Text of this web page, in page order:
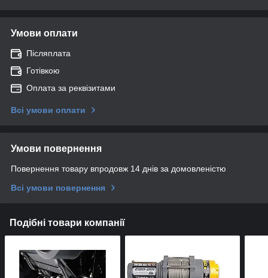
Умови оплати
Післяплата
Готівкою
Оплата за реквізитами
Всі умови оплати
Умови повернення
Повернення товару впродовж 14 днів за домовленістю
Всі умови повернення
Подібні товари компанії